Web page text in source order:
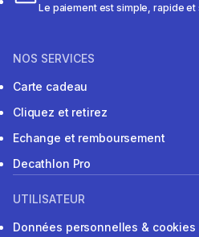
Le paiement est simple, rapide
NOS SERVICES
Carte cadeau
Cliquez et retirez
Echange et remboursement
Decathlon Pro
UTILISATEUR
Données personnelles & cookies